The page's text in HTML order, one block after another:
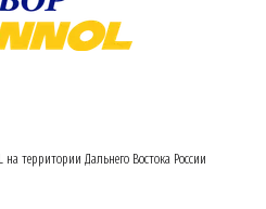
территории Дальнего Востока России